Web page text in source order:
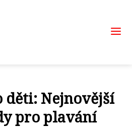
děti: Nejnovější
pro plavání